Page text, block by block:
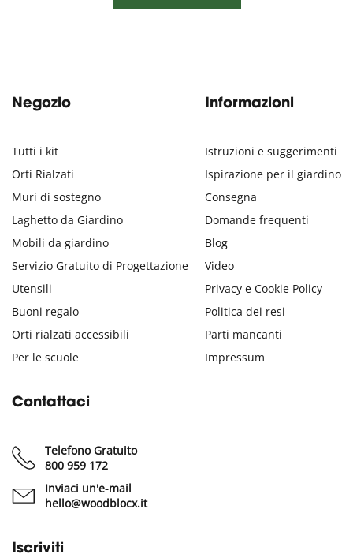
Negozio
Tutti i kit
Orti Rialzati
Muri di sostegno
Laghetto da Giardino
Mobili da giardino
Servizio Gratuito di Progettazione
Utensili
Buoni regalo
Orti rialzati accessibili
Per le scuole
Informazioni
Istruzioni e suggerimenti
Ispirazione per il giardino
Consegna
Domande frequenti
Blog
Video
Privacy e Cookie Policy
Politica dei resi
Parti mancanti
Impressum
Contattaci
Telefono Gratuito
800 959 172
Inviaci un'e-mail
hello@woodblocx.it
Iscriviti